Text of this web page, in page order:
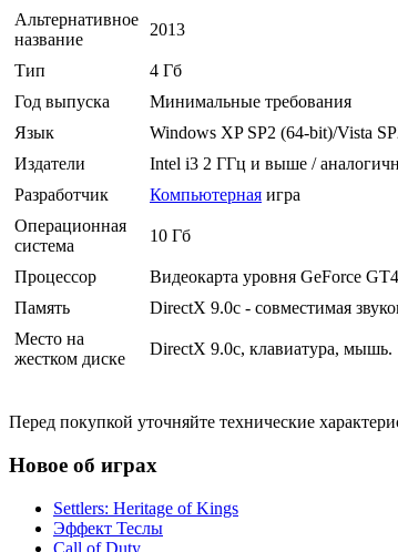
Альтернативное
название
2013
Тип
4 Гб
Год выпуска
Минимальные требования
Язык
Windows XP SP2 (64-bit)/Vista
Издатели
Intel i3 2 ГГц и выше /
Разработчик
Компьютерная игра
Операционная
система
10 Гб
Процессор
Видеокарта уровня GeForce
Память
DirectX 9.0c - совместимая
Место на
жестком диске
DirectX 9.0c, клавиатура, мышь.
Перед покупкой уточняйте технические
Новое об играх
Settlers: Heritage of Kings
Эффект Теслы
Call of Duty